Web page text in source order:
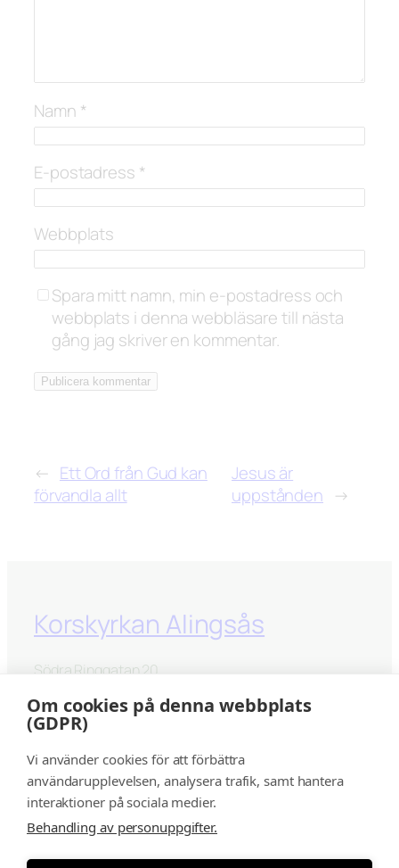
Namn *
E-postadress *
Webbplats
Spara mitt namn, min e-postadress och
webbplats i denna webbläsare till nästa
gång jag skriver en kommentar.
← Ett Ord från Gud kan
förvandla allt
Jesus är
uppstånden →
Korskyrkan Alingsås
Södra Ringgatan 20
kontakt@korskyrkanalingsås.se
Facebook Instagram YouTube
Om cookies på denna webbplats
(GDPR)
Vi använder cookies för att förbättra
användarupplevelsen, analysera trafik, samt hantera
interaktioner på sociala medier.
Behandling av personuppgifter.